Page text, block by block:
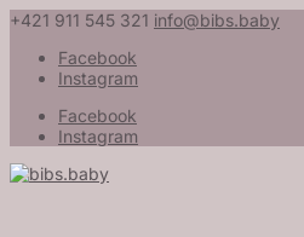
+421 911 545 321 info@bibs.baby
Facebook
Instagram
Facebook
Instagram